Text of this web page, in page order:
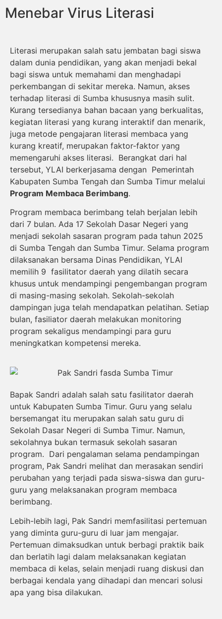
Menebar Virus Literasi
Literasi merupakan salah satu jembatan bagi siswa
dalam dunia pendidikan, yang akan menjadi bekal
bagi siswa untuk memahami dan menghadapi
perkembangan di sekitar mereka. Namun, akses
terhadap literasi di Sumba khususnya masih sulit.
Kurang tersedianya bahan bacaan yang berkualitas,
kegiatan literasi yang kurang interaktif dan menarik,
juga metode pengajaran literasi membaca yang
kurang kreatif, merupakan faktor-faktor yang
memengaruhi akses literasi. Berangkat dari hal
tersebut, YLAI berkerjasama dengan Pemerintah
Kabupaten Sumba Tengah dan Sumba Timur melalui
Program Membaca Berimbang.
Program membaca berimbang telah berjalan lebih
dari 7 bulan. Ada 17 Sekolah Dasar Negeri yang
menjadi sekolah sasaran program pada tahun 2025
di Sumba Tengah dan Sumba Timur. Selama program
dilaksanakan bersama Dinas Pendidikan, YLAI
memilih 9 fasilitator daerah yang dilatih secara
khusus untuk mendampingi pengembangan program
di masing-masing sekolah. Sekolah-sekolah
dampingan juga telah mendapatkan pelatihan. Setiap
bulan, fasiliator daerah melakukan monitoring
program sekaligus mendampingi para guru
meningkatkan kompetensi mereka.
Bapak Sandri adalah salah satu fasilitator daerah
untuk Kabupaten Sumba Timur. Guru yang selalu
bersemangat itu merupakan salah satu guru di
Sekolah Dasar Negeri di Sumba Timur. Namun,
sekolahnya bukan termasuk sekolah sasaran
program. Dari pengalaman selama pendampingan
program, Pak Sandri melihat dan merasakan sendiri
perubahan yang terjadi pada siswa-siswa dan guru-
guru yang melaksanakan program membaca
berimbang.
Lebih-lebih lagi, Pak Sandri memfasilitasi pertemuan
yang diminta guru-guru di luar jam mengajar.
Pertemuan dimaksudkan untuk berbagi praktik baik
dan berlatih lagi dalam melaksanakan kegiatan
membaca di kelas, selain menjadi ruang diskusi dan
berbagai kendala yang dihadapi dan mencari solusi
apa yang bisa dilakukan.